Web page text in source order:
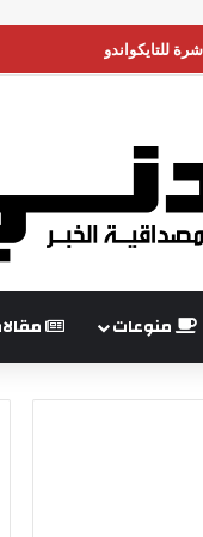
منوعات